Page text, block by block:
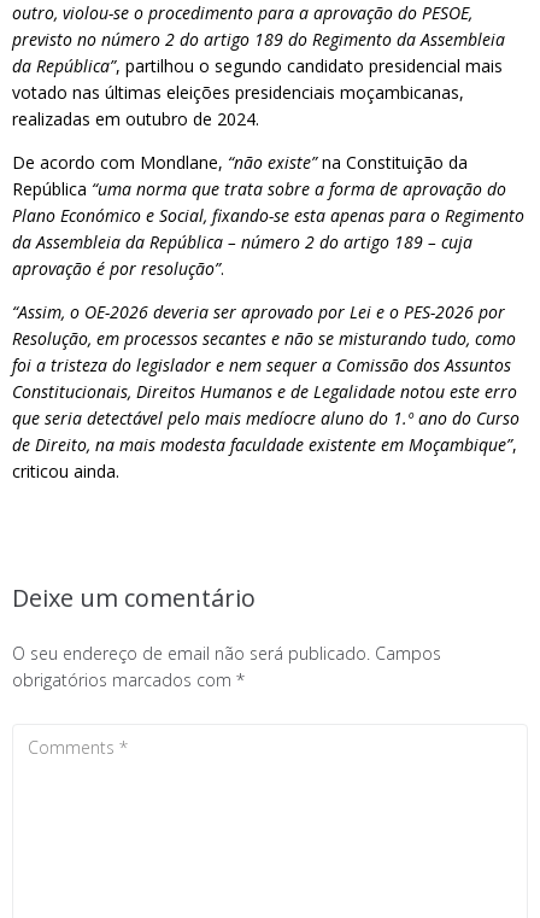
outro, violou-se o procedimento para a aprovação do PESOE,
previsto no número 2 do artigo 189 do Regimento da Assembleia
da República”, partilhou o segundo candidato presidencial mais
votado nas últimas eleições presidenciais moçambicanas,
realizadas em outubro de 2024.
De acordo com Mondlane, “não existe”na Constituição da
República “uma norma que trata sobre a forma de aprovação do
Plano Económico e Social, fixando-se esta apenas para o Regimento
da Assembleia da República – número 2 do artigo 189 – cuja
aprovação é por resolução”.
“Assim, o OE-2026 deveria ser aprovado por Lei e o PES-2026 por
Resolução, em processos secantes e não se misturando tudo, como
foi a tristeza do legislador e nem sequer a Comissão dos Assuntos
Constitucionais, Direitos Humanos e de Legalidade notou este erro
que seria detectável pelo mais medíocre aluno do 1.º ano do Curso
de Direito, na mais modesta faculdade existente em Moçambique”,
criticou ainda.
Deixe um comentário
O seu endereço de email não será publicado. Campos
obrigatórios marcados com *